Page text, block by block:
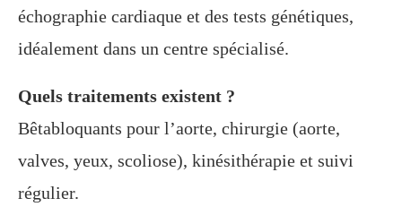
échographie cardiaque et des tests génétiques,
idéalement dans un centre spécialisé.
Quels traitements existent ?
Bêtabloquants pour l’aorte, chirurgie (aorte,
valves, yeux, scoliose), kinésithérapie et suivi
régulier.